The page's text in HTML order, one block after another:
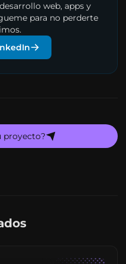
web, apps y
para no perderte
proyecto?